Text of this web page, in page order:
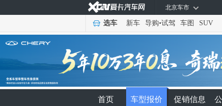
北京车市
选车 新车 导购•试驾 车图 SUV
首页 车型报价 促销信息